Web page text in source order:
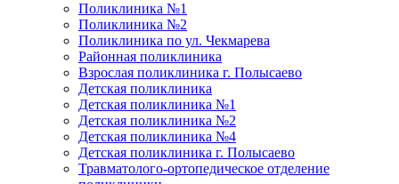
Поликлиника №1
Поликлиника №2
Поликлиника по ул. Чекмарева
Районная поликлиника
Взрослая поликлиника г. Полысаево
Детская поликлиника
Детская поликлиника №1
Детская поликлиника №2
Детская поликлиника №4
Детская поликлиника г. Полысаево
Травматолого-ортопедическое отделение